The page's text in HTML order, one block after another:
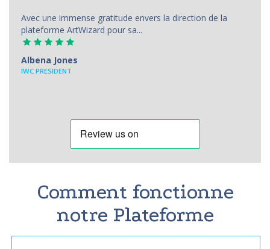
Avec une immense gratitude envers la direction de la
plateforme ArtWizard pour sa...
Albena Jones
IWC PRESIDENT
Comment fonctionne
notre Plateforme